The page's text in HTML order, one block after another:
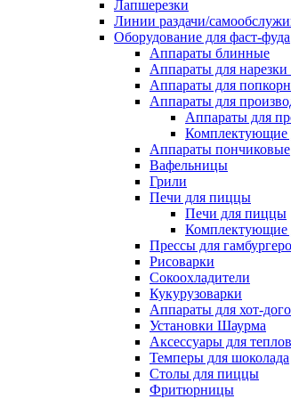
Лапшерезки
Линии раздачи/
Оборудование для фаст-фуда
Аппараты блинные
Аппараты для
Аппараты для
Аппараты для
Аппараты для
Комплектующие
Аппараты пончиковые
Вафельницы
Грили
Печи для пиццы
Печи для пиццы
Комплектующие
Прессы для
Рисоварки
Сокоохладители
Кукурузоварки
Аппараты для хот-
Установки Шаурма
Аксессуары для
Темперы для шоколада
Столы для пиццы
Фритюрницы